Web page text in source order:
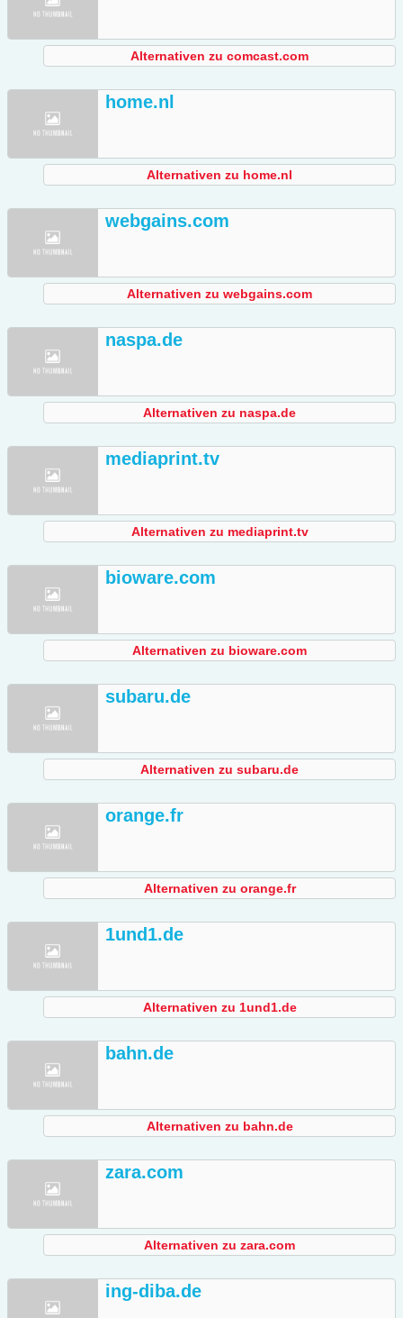
Alternativen zu comcast.com
home.nl
Alternativen zu home.nl
webgains.com
Alternativen zu webgains.com
naspa.de
Alternativen zu naspa.de
mediaprint.tv
Alternativen zu mediaprint.tv
bioware.com
Alternativen zu bioware.com
subaru.de
Alternativen zu subaru.de
orange.fr
Alternativen zu orange.fr
1und1.de
Alternativen zu 1und1.de
bahn.de
Alternativen zu bahn.de
zara.com
Alternativen zu zara.com
ing-diba.de